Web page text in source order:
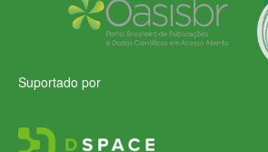
Suportado por